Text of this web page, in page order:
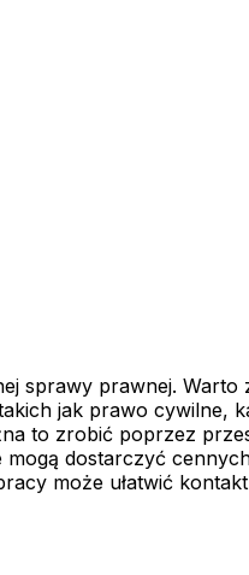
sprawy prawnej.
jak prawo cywilne,
to zrobić poprzez
dostarczyć
może ułatwić